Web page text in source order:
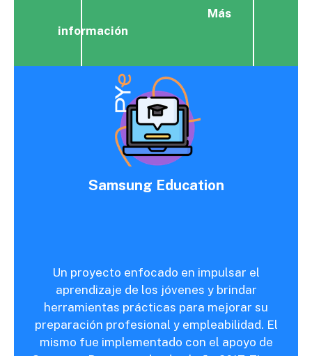
Más
información
Samsung Education
Un proyecto enfocado en impulsar el
aprendizaje de los jóvenes y brindar
herramientas prácticas para mejorar su
preparación profesional y empleabilidad. El
mismo fue implementado con el apoyo de